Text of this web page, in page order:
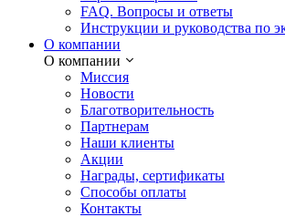
FAQ. Вопросы и ответы
Инструкции и руководства по
О компании
О компании
Миссия
Новости
Благотворительность
Партнерам
Наши клиенты
Акции
Награды, сертификаты
Способы оплаты
Контакты